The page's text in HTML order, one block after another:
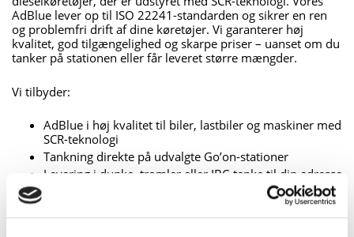
AdBlue lever op til ISO 22241-standarden og sikrer en ren
og problemfri drift af dine køretøjer. Vi garanterer høj
kvalitet, god tilgængelighed og skarpe priser – uanset om du
tanker på stationen eller får leveret større mængder.
Vi tilbyder:
AdBlue i høj kvalitet til biler, lastbiler og maskiner med
SCR-teknologi
Tankning direkte på udvalgte Go’on-stationer
Levering i dunke, tromler eller IBC-tanke til din adresse
Konkurrencedygtige priser og nem bestilling